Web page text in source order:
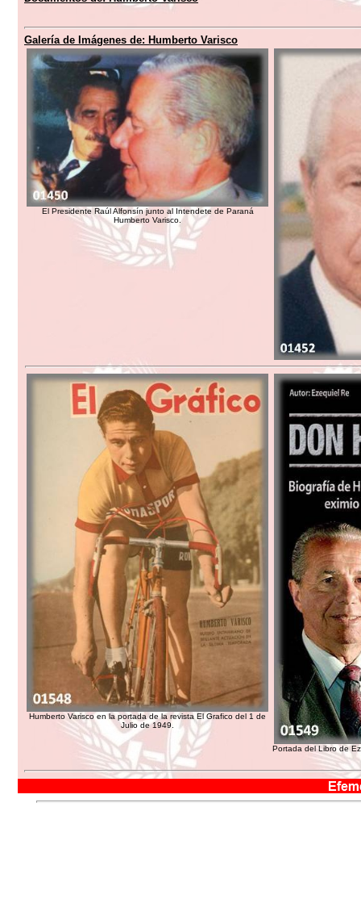
Galería de Imágenes de: Humberto Varisco
El Presidente Raúl Alfonsín junto al Intendete de Paraná
Humberto Varisco.
Humberto Varisco en la portada de la revista El Grafico del 1 de
Julio de 1949.
Portada del Libro de